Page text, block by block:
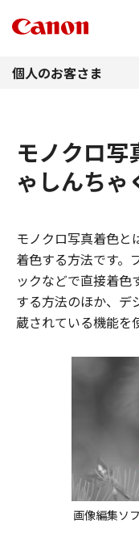
個人のお客さま
モノクロ写
ゃしんちゃ
画像編集ソ
モノクロ写真着色と
着色する方法です。
ックなどで直接着
する方法のほか、デ
蔵されている機能を